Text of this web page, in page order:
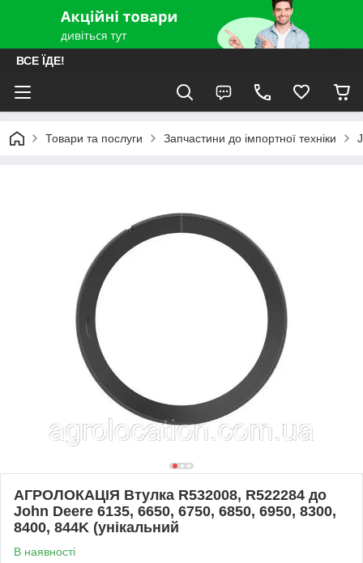
ВСЕ ЇДЕ!
Товари та послуги Запчастини до імпортної техніки
АГРОЛОКАЦІЯ Втулка R532008, R522284 до
John Deere 6135, 6650, 6750, 6850, 6950, 8300,
8400, 844K (унікальний
В наявності